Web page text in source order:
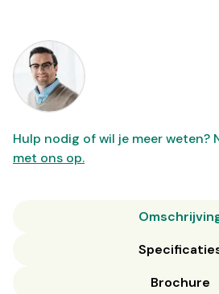
Hulp nodig of wil je meer weten?
met ons op.
Brochure